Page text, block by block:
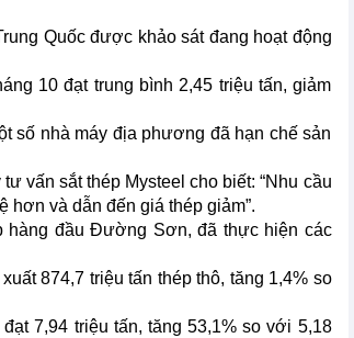
Quốc được khảo sát đang hoạt động
10 đạt trung bình 2,45 triệu tấn, giảm
số nhà máy địa phương đã hạn chế sản
vấn sắt thép Mysteel cho biết: “Nhu cầu
hơn và dẫn đến giá thép giảm”.
hàng đầu Đường Sơn, đã thực hiện các
874,7 triệu tấn thép thô, tăng 1,4% so
7,94 triệu tấn, tăng 53,1% so với 5,18